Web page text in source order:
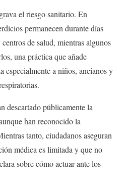
el riesgo sanitario. En
permanecen durante días
de salud, mientras algunos
una práctica que añade
especialmente a niños, ancianos y
descartado públicamente la
han reconocido la
tanto, ciudadanos aseguran
médica es limitada y que no
sobre cómo actuar ante los